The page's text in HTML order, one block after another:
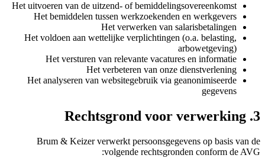
Het uitvoeren van de uitzend- of bemiddelingsovereenkomst
Het bemiddelen tussen werkzoekenden en werkgevers
Het verwerken van salarisbetalingen
Het voldoen aan wettelijke verplichtingen (o.a. belasting,
arbowetgeving)
Het versturen van relevante vacatures en informatie
Het verbeteren van onze dienstverlening
Het analyseren van websitegebruik via geanonimiseerde
gegevens
3. Rechtsgrond voor verwerking
Brum & Keizer verwerkt persoonsgegevens op basis van de
volgende rechtsgronden conform de AVG: